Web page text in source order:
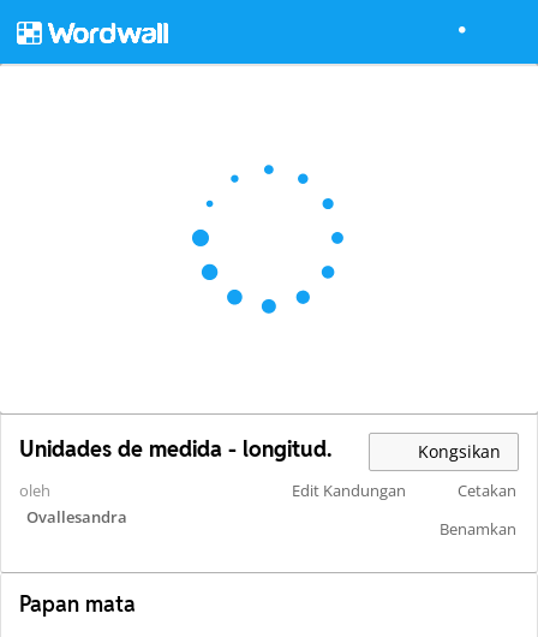
Unidades de medida - longitud. Kongsikan
oleh
Ovallesandra
Edit Kandungan
Cetakan
Benamkan
Papan mata